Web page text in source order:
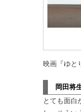
映画『ゆと
岡田将
とても面白